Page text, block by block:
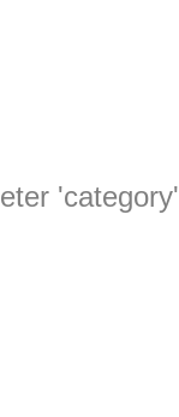
'category'